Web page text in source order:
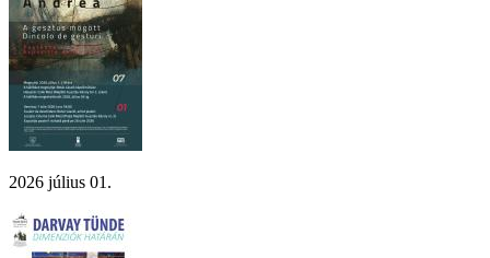
2026 július 01.